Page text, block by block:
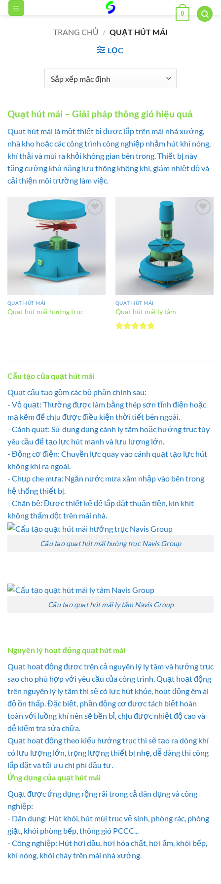
qua
0
TRANG CHỦ / QUẠT HÚT MÁI
LỌC
Quạt hút mái – Giải pháp thông gió hiệu quả
Quạt hút mái là một thiết bị được lắp trên mái nhà xưởng,
nhà kho hoặc các công trình công nghiệp nhằm hút khí nóng,
khí thải và mùi ra khỏi không gian bên trong. Thiết bị này
tăng cường khả năng lưu thông không khí, giảm nhiệt độ và
cải thiện môi trường làm việc.
QUẠT HÚT MÁI
Quạt hút mái hướng trục
QUẠT HÚT MÁI
Quạt hút mái ly tâm
Cấu tạo của quạt hút mái
Quạt cấu tạo gồm các bộ phận chính sau:
- Vỏ quạt: Thường được làm bằng thép sơn tĩnh điện hoặc
mạ kẽm để chịu được điều kiện thời tiết bên ngoài.
- Cánh quạt: Sử dụng dạng cánh ly tâm hoặc hướng trục tùy
yêu cầu để tạo lực hút mạnh và lưu lượng lớn.
- Động cơ điện: Chuyền lực quay vào cánh quạt tạo lực hút
không khí ra ngoài.
- Chụp che mưa: Ngăn nước mưa xâm nhập vào bên trong
hệ thống thiết bị.
- Chân bệ: Được thiết kế để lắp đặt thuận tiện, kín khít
không thấm dột trên mái nhà.
Cấu tạo quạt hút mái hướng trục Navis Group
Cấu tạo quạt hút mái ly tâm Navis Group
Nguyên lý hoạt động quạt hút mái
Quạt hoạt động được trên cả nguyên lý ly tâm và hướng trục
sao cho phù hợp với yêu cầu của công trình. Quạt hoạt động
trên nguyên lý ly tâm thì sẽ có lực hút khỏe, hoạt động êm ái
độ ồn thấp. Đặc biệt, phần động cơ được tách biệt hoàn
toàn với luồng khí nên sẽ bền bỉ, chịu được nhiệt độ cao và
dễ kiểm tra sửa chữa.
Quạt hoạt động theo kiểu hướng trục thì sẽ tạo ra dòng khí
có lưu lượng lớn, trọng lượng thiết bị nhẹ, dễ dàng thi công
lắp đặt và tối ưu chi phí đầu tư.
Ứng dụng của quạt hút mái
Quạt được ứng dụng rộng rãi trong cả dân dụng và công
nghiệp:
- Dân dụng: Hút khói, hút mùi trục vệ sinh, phòng rác, phòng
giặt, khói phòng bếp, thông gió PCCC...
- Công nghiệp: Hút hơi dầu, hơi hóa chất, hơi ẩm, khói bếp,
khí nóng, khói cháy trên mái nhà xưởng.